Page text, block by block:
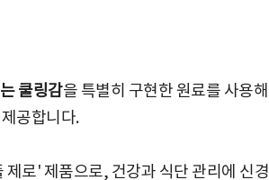
쿨링감을 특별히 구현한 원료를 사용해
공합니다.
로' 제품으로, 건강과 식단 관리에 신경